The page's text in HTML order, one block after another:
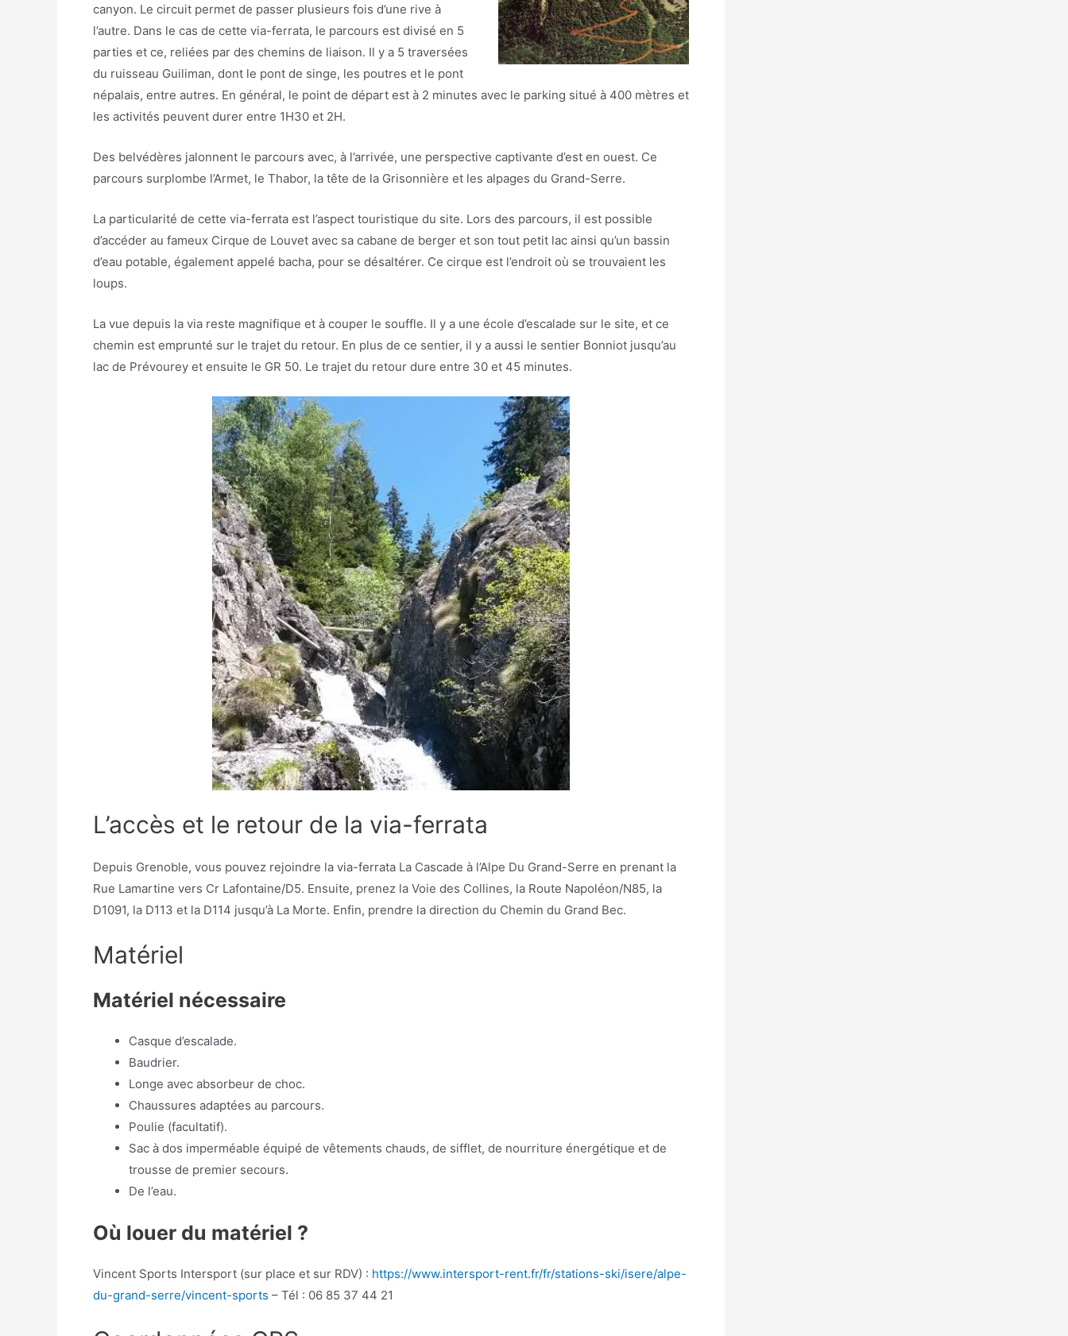
canyon. Le circuit permet de passer plusieurs fois d’une rive à
l’autre. Dans le cas de cette via-ferrata, le parcours est divisé en 5
parties et ce, reliées par des chemins de liaison. Il y a 5 traversées
du ruisseau Guiliman, dont le pont de singe, les poutres et le pont
népalais, entre autres. En général, le point de départ est à 2 minutes avec le parking situé à 400 mètres et
les activités peuvent durer entre 1H30 et 2H.
Des belvédères jalonnent le parcours avec, à l’arrivée, une perspective captivante d’est en ouest. Ce
parcours surplombe l’Armet, le Thabor, la tête de la Grisonnière et les alpages du Grand-Serre.
La particularité de cette via-ferrata est l’aspect touristique du site. Lors des parcours, il est possible
d’accéder au fameux Cirque de Louvet avec sa cabane de berger et son tout petit lac ainsi qu’un bassin
d’eau potable, également appelé bacha, pour se désaltérer. Ce cirque est l’endroit où se trouvaient les
loups.
La vue depuis la via reste magnifique et à couper le souffle. Il y a une école d’escalade sur le site, et ce
chemin est emprunté sur le trajet du retour. En plus de ce sentier, il y a aussi le sentier Bonniot jusqu’au
lac de Prévourey et ensuite le GR 50. Le trajet du retour dure entre 30 et 45 minutes.
L’accès et le retour de la via-ferrata
Depuis Grenoble, vous pouvez rejoindre la via-ferrata La Cascade à l’Alpe Du Grand-Serre en prenant la
Rue Lamartine vers Cr Lafontaine/D5. Ensuite, prenez la Voie des Collines, la Route Napoléon/N85, la
D1091, la D113 et la D114 jusqu’à La Morte. Enfin, prendre la direction du Chemin du Grand Bec.
Matériel
Matériel nécessaire
Casque d’escalade.
Baudrier.
Longe avec absorbeur de choc.
Chaussures adaptées au parcours.
Poulie (facultatif).
Sac à dos imperméable équipé de vêtements chauds, de sifflet, de nourriture énergétique et de
trousse de premier secours.
De l’eau.
Où louer du matériel ?
Vincent Sports Intersport (sur place et sur RDV) : https://www.intersport-rent.fr/fr/stations-ski/isere/alpe-
du-grand-serre/vincent-sports – Tél : 06 85 37 44 21